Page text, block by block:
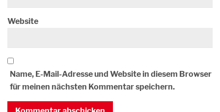
Website
Name, E-Mail-Adresse und Website in diesem Browser
für meinen nächsten Kommentar speichern.